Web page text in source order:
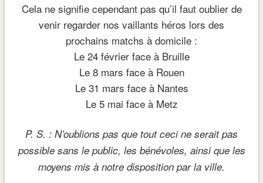
Cela ne signifie cependant pas qu’il faut oublier de
venir regarder nos vaillants héros lors des
prochains matchs à domicile :
Le 24 février face à Bruille
Le 8 mars face à Rouen
Le 31 mars face à Nantes
Le 5 mai face à Metz
P. S. : N’oublions pas que tout ceci ne serait pas
possible sans le public, les bénévoles, ainsi que les
moyens mis à notre disposition par la ville.